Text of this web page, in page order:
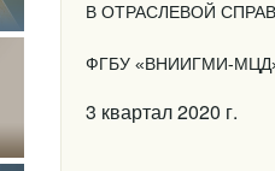
В ОТРАСЛЕВОЙ
ФГБУ «ВНИИГМИ-
3 квартал 2020 г.